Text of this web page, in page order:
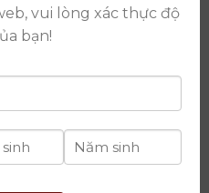
vui lòng xác thực độ
bạn!